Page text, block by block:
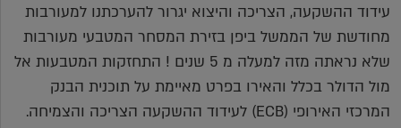
עידוד ההשקעה, הצריכה והיצוא יגרור להערכתנו למעורבות
מחודשת של הממשל ביפן בזירת המסחר המטבעי מעורבות
שלא נראתה מזה למעלה מ 5 שנים ! התחזקות המטבעות אל
מול הדולר בכלל והאירו בפרט מאיימת על תוכנית הבנק
המרכזי האירופי (ECB) לעידוד ההשקעה הצריכה והצמיחה.